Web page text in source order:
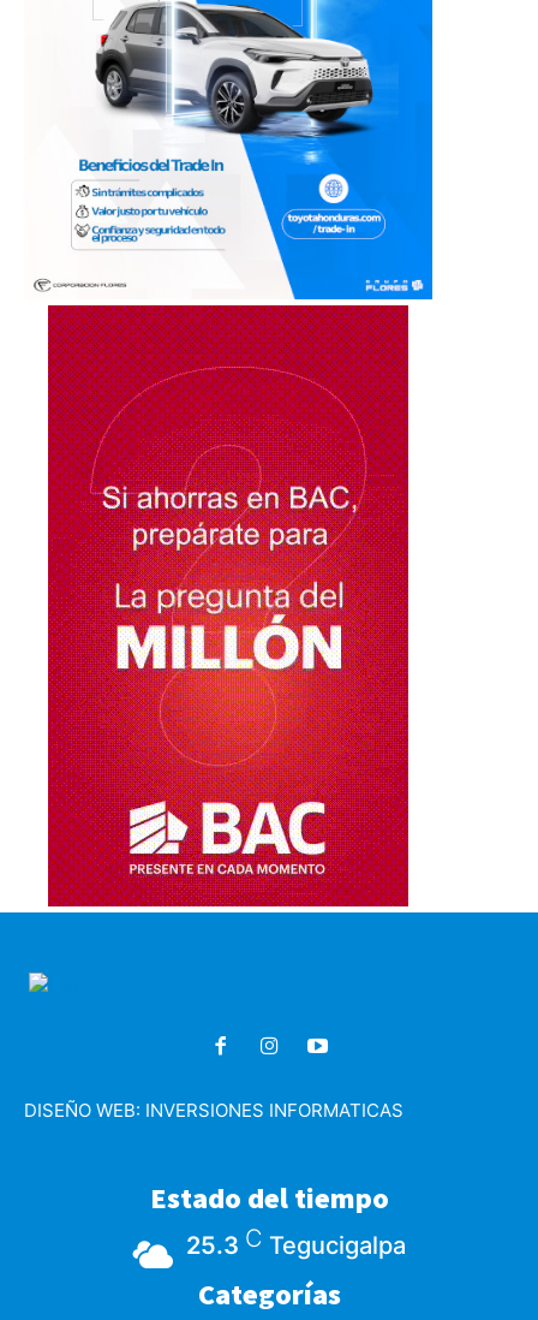
DISEÑO WEB: INVERSIONES INFORMATICAS
Estado del tiempo
25.3 C Tegucigalpa
Categorías